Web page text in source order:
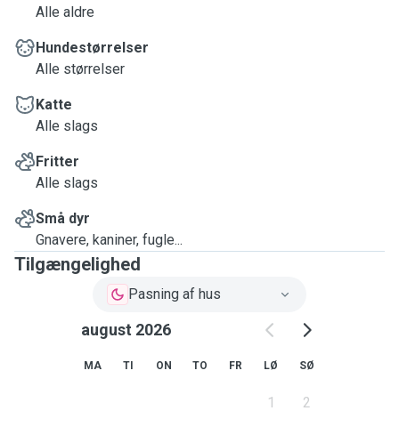
Alle aldre
Hundestørrelser
Alle størrelser
Katte
Alle slags
Fritter
Alle slags
Små dyr
Gnavere, kaniner, fugle...
Tilgængelighed
Pasning af hus
august 2026
MA TI ON TO FR LØ SØ
1 2